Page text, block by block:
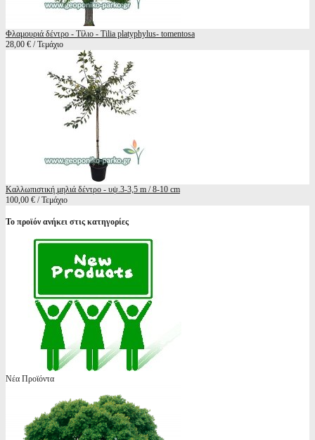
Φλαμουριά δέντρο - Τίλιο - Tilia platyphylus- tomentosa
28,00 € / Τεμάχιο
Καλλωπιστική μηλιά δέντρο - υψ.3-3,5 m / 8-10 cm
100,00 € / Τεμάχιο
Το προϊόν ανήκει στις κατηγορίες
Νέα Προϊόντα